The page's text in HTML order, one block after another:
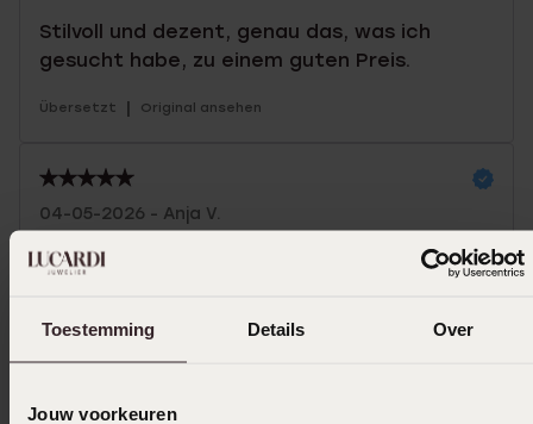
Toestemming Details Over
Jouw voorkeuren
Stilvoll und dezent, genau das, was ich
gesucht habe, zu einem guten Preis.
Übersetzt | Original ansehen
04-05-2026 - Anja V.
Ich liebe es, ich hatte dafür gespart, und
vorsichtig mit ihm bin.